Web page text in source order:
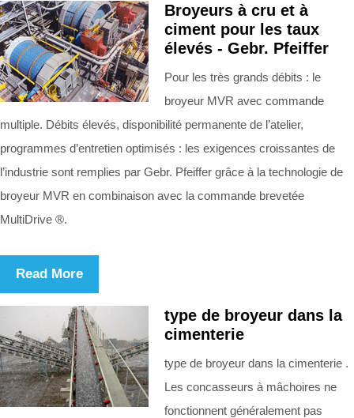
Broyeurs à cru et à
ciment pour les taux
élevés - Gebr. Pfeiffer
Pour les très grands débits : le
broyeur MVR avec commande
multiple. Débits élevés, disponibilité permanente de l’atelier,
programmes d’entretien optimisés : les exigences croissantes de
l’industrie sont remplies par Gebr. Pfeiffer grâce à la technologie de
broyeur MVR en combinaison avec la commande brevetée
MultiDrive ®.
Read More
type de broyeur dans la
cimenterie
type de broyeur dans la cimenterie .
Les concasseurs à mâchoires ne
fonctionnent généralement pas